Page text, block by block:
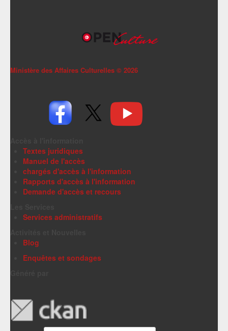
Ministère des Affaires Culturelles © 2026
Textes juridiques
Manuel de l'accès
chargés d'accès à l'information
Rapports d'accès à l'information
Demande d'accès et recours
Services administratifs
Blog
Enquêtes et sondages